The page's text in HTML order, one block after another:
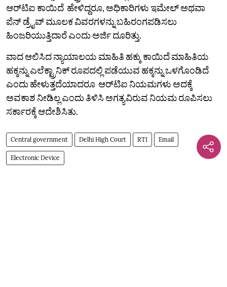
ಆರ್‌ಟಿಐ ಕಾಯಿದೆ ಹೇಳಿದ್ದರೂ, ಅಧಿಕಾರಿಗಳು ಇಮೇಲ್ ಅಥವಾ
ಪೆನ್ ಡ್ರೈವ್‌ ಮೂಲಕ ವಿವರಗಳನ್ನು ಬಹಿರಂಗಪಡಿಸಲು
ಹಿಂಜರಿಯುತ್ತಿದಾರೆ ಎಂದು ಅರ್ಜಿ ದೂರಿತ್ತು.
ವಾದ ಆಲಿಸಿದ ನ್ಯಾಯಾಲಯ ಮಾಹಿತಿ ಹಕ್ಕು ಕಾಯಿದೆ ಮಾಹಿತಿಯ
ಹಕ್ಕನ್ನು ಎಲೆಕ್ಟ್ರಾನಿಕ್ ರೂಪದಲ್ಲಿ ಪಡೆಯುವ ಹಕ್ಕನ್ನು ಒಳಗೊಂಡಿದೆ
ಎಂದು ಹೇಳುತ್ತದೆಯಾದರೂ ಆರ್‌ಟಿಐ ನಿಯಮಗಳು ಅದಕ್ಕೆ
ಅವಕಾಶ ನೀಡಿಲ್ಲ ಎಂದು ತಿಳಿಸಿ ಅಗತ್ಯವಿರುವ ನಿಯಮ ರೂಪಿಸಲು
ಸರ್ಕಾರಕ್ಕೆ ಆದೇಶಿಸಿತು.
Central government Delhi High Court RTI Email
Electronic Device